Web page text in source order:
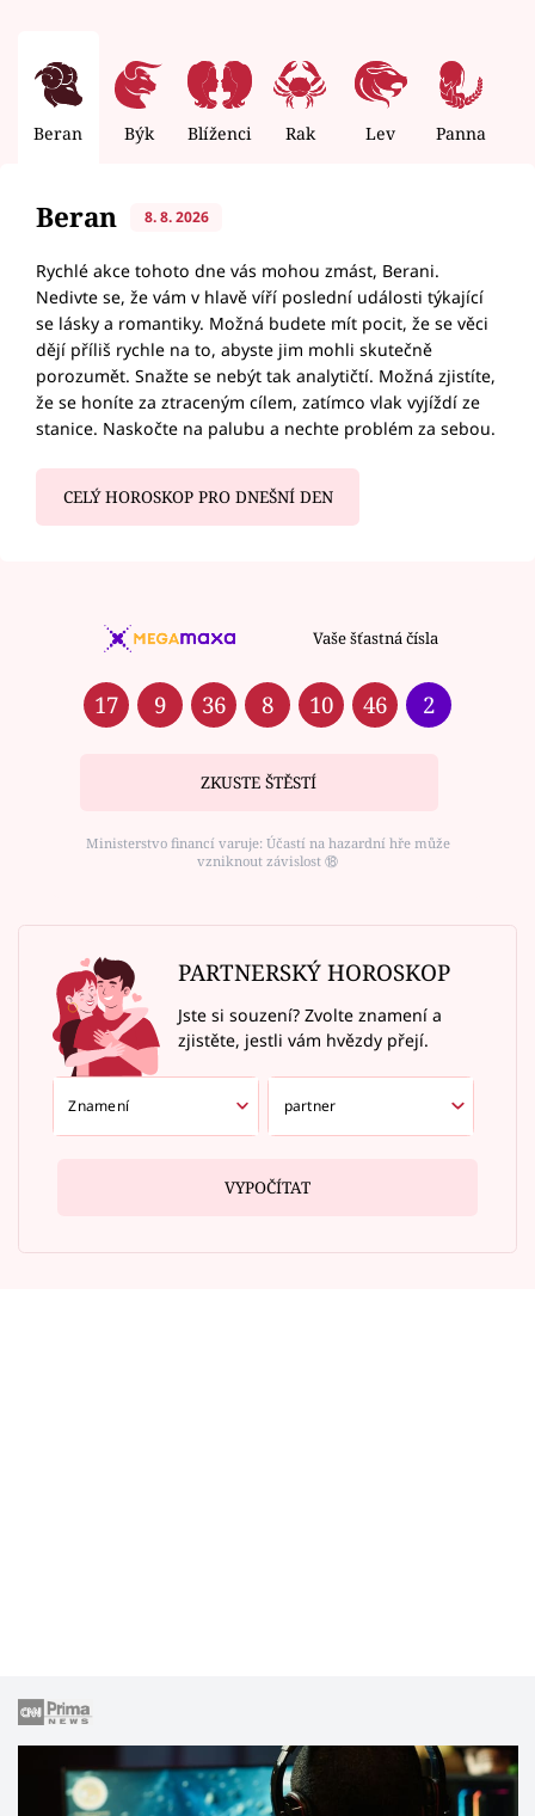
Beran Býk Blíženci Rak Lev Panna
Beran 8. 8. 2026
Rychlé akce tohoto dne vás mohou zmást, Berani.
Nedivte se, že vám v hlavě víří poslední události týkající
se lásky a romantiky. Možná budete mít pocit, že se věci
dějí příliš rychle na to, abyste jim mohli skutečně
porozumět. Snažte se nebýt tak analytičtí. Možná zjistíte,
že se honíte za ztraceným cílem, zatímco vlak vyjíždí ze
stanice. Naskočte na palubu a nechte problém za sebou.
CELÝ HOROSKOP PRO DNEŠNÍ DEN
Vaše šťastná čísla
17 9 36 8 10 46 2
ZKUSTE ŠTĚSTÍ
Ministerstvo financí varuje: Účastí na hazardní hře může
vzniknout závislost ⑱
PARTNERSKÝ HOROSKOP
Jste si souzení? Zvolte znamení a
zjistěte, jestli vám hvězdy přejí.
VYPOČÍTAT